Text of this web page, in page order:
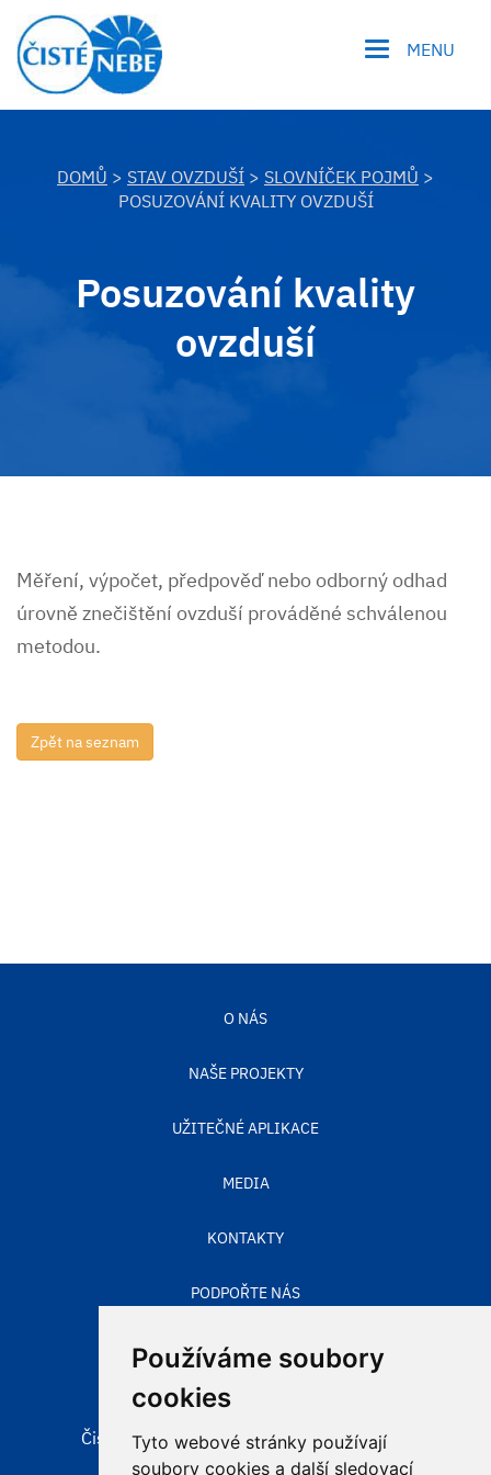
Používáme soubory
cookies
Tyto webové stránky používají
soubory cookies a další sledovací
MENU
DOMŮ > STAV OVZDUŠÍ > SLOVNÍČEK POJMŮ >
POSUZOVÁNÍ KVALITY OVZDUŠÍ
Posuzování kvality
ovzduší
Měření, výpočet, předpověď nebo odborný odhad
úrovně znečištění ovzduší prováděné schválenou
metodou.
O NÁS
NAŠE PROJEKTY
UŽITEČNÉ APLIKACE
MEDIA
KONTAKTY
PODPOŘTE NÁS
STAV OVZDUŠÍ
Čisté nebe, obecně prospěšná společnost
Aleje 524/123